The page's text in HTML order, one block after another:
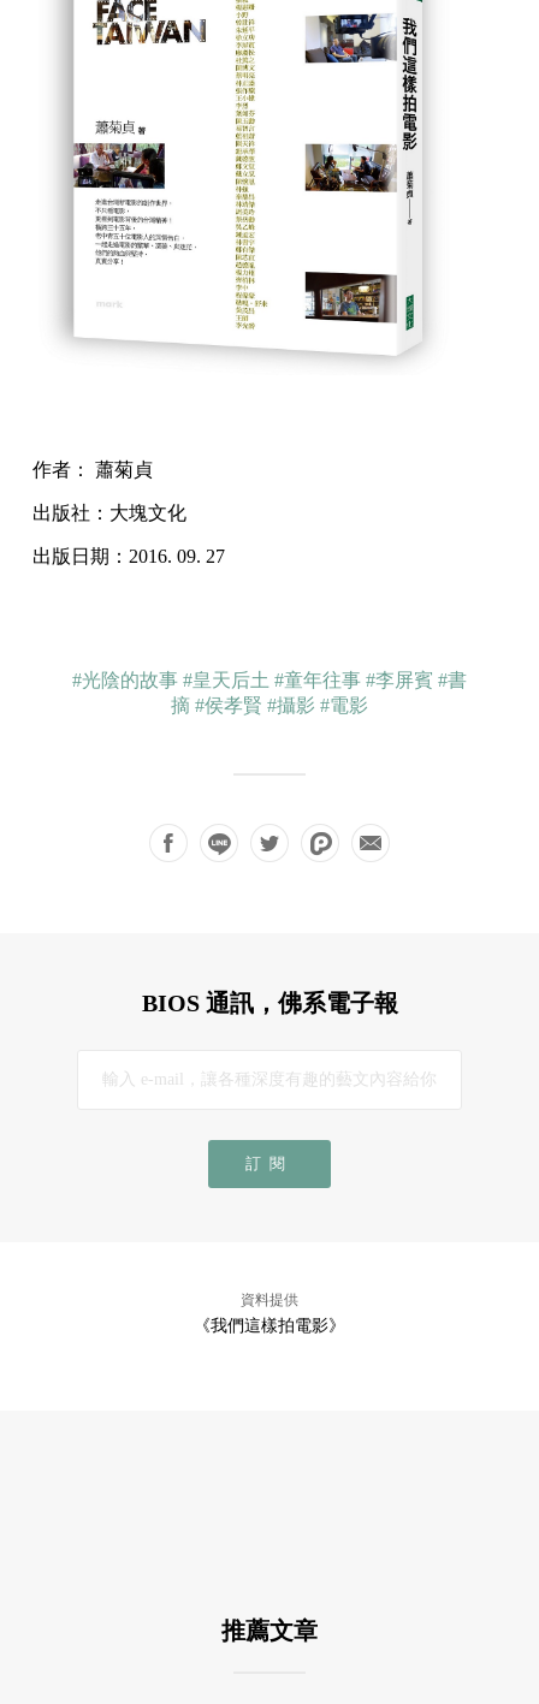
作者： 蕭菊貞
出版社：大塊文化
出版日期：2016. 09. 27
#光陰的故事 #皇天后土 #童年往事 #李屏賓 #書
摘 #侯孝賢 #攝影 #電影
BIOS 通訊，佛系電子報
訂閱
資料提供
《我們這樣拍電影》
推薦文章